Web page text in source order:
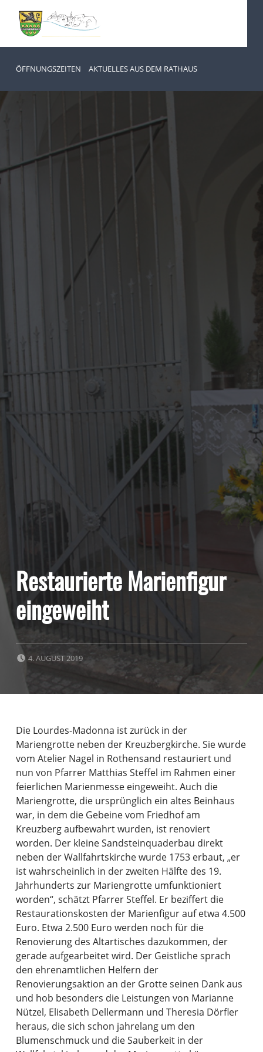
ÖFFNUNGSZEITEN AKTUELLES AUS DEM RATHAUS
Restaurierte Marienfigur
eingeweiht
4. AUGUST 2019
Die Lourdes-Madonna ist zurück in der
Mariengrotte neben der Kreuzbergkirche. Sie wurde
vom Atelier Nagel in Rothensand restauriert und
nun von Pfarrer Matthias Steffel im Rahmen einer
feierlichen Marienmesse eingeweiht. Auch die
Mariengrotte, die ursprünglich ein altes Beinhaus
war, in dem die Gebeine vom Friedhof am
Kreuzberg aufbewahrt wurden, ist renoviert
worden. Der kleine Sandsteinquaderbau direkt
neben der Wallfahrtskirche wurde 1753 erbaut, „er
ist wahrscheinlich in der zweiten Hälfte des 19.
Jahrhunderts zur Mariengrotte umfunktioniert
worden“, schätzt Pfarrer Steffel. Er beziffert die
Restaurationskosten der Marienfigur auf etwa 4.500
Euro. Etwa 2.500 Euro werden noch für die
Renovierung des Altartisches dazukommen, der
gerade aufgearbeitet wird. Der Geistliche sprach
den ehrenamtlichen Helfern der
Renovierungsaktion an der Grotte seinen Dank aus
und hob besonders die Leistungen von Marianne
Nützel, Elisabeth Dellermann und Theresia Dörfler
heraus, die sich schon jahrelang um den
Blumenschmuck und die Sauberkeit in der